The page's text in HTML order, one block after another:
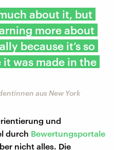
about it, but
more about
because it’s so
it was made in the
aus New York
und
durch Bewertungsportale
nicht alles. Die